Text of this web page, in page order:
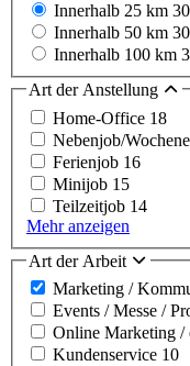
Innerhalb 25 km 30
Innerhalb 50 km 30
Innerhalb 100 km
Art der Anstellung
Home-Office 18
Nebenjob/
Ferienjob 16
Minijob 15
Teilzeitjob 14
Mehr anzeigen
Art der Arbeit
Marketing /
Events / Messe /
Online Marketing /
Kundenservice 10